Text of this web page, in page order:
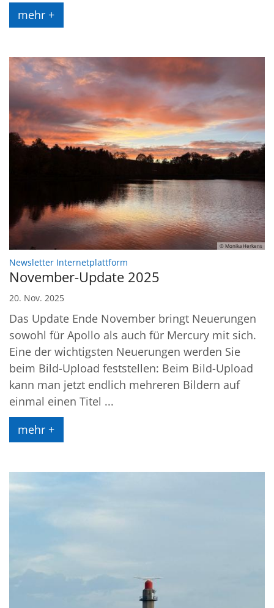
mehr +
© Monika Herkens
Newsletter Internetplattform
November-Update 2025
20. Nov. 2025
Das Update Ende November bringt Neuerungen
sowohl für Apollo als auch für Mercury mit sich.
Eine der wichtigsten Neuerungen werden Sie
beim Bild-Upload feststellen: Beim Bild-Upload
kann man jetzt endlich mehreren Bildern auf
einmal einen Titel ...
mehr +